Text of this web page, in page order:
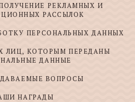
РЕКЛАМНЫХ И
РАССЫЛОК
ПЕРСОНАЛЬНЫХ ДАННЫХ
ЛИЦ, КОТОРЫМ ПЕРЕДАНЫ
ДАННЫЕ
ВОПРОСЫ
НАГРАДЫ